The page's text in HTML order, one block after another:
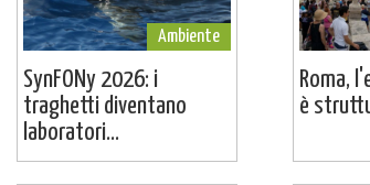
Ambiente
SynFONy 2026: i
traghetti diventano
laboratori...
Roma,
è